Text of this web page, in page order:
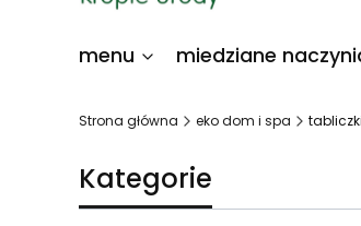
menu miedziane
Strona główna eko dom i spa
Kategorie